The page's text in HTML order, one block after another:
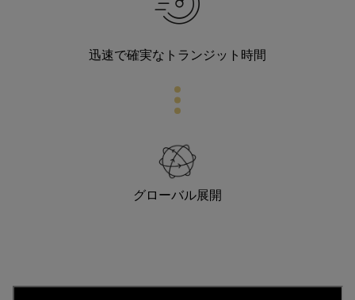
迅速で確実なトランジット時間
グローバル展開